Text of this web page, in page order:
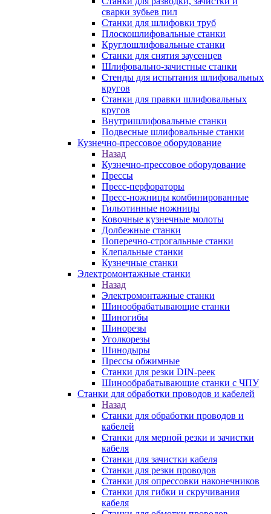
сварки зубьев пил
Станки для шлифовки труб
Плоскошлифовальные станки
Круглошлифовальные станки
Станки для снятия заусенцев
Шлифовально-зачистные станки
Стенды для испытания шлифовальных
кругов
Станки для правки шлифовальных
кругов
Внутришлифовальные станки
Подвесные шлифовальные станки
Кузнечно-прессовое оборудование
Назад
Кузнечно-прессовое оборудование
Прессы
Пресс-перфораторы
Пресс-ножницы комбинированные
Гильотинные ножницы
Ковочные кузнечные молоты
Долбежные станки
Поперечно-строгальные станки
Клепальные станки
Кузнечные станки
Электромонтажные станки
Назад
Электромонтажные станки
Шинообрабатывающие станки
Шиногибы
Шинорезы
Уголкорезы
Шинодыры
Прессы обжимные
Станки для резки DIN-реек
Шинообрабатывающие станки с ЧПУ
Станки для обработки проводов и кабелей
Назад
Станки для обработки проводов и
кабелей
Станки для мерной резки и зачистки
кабеля
Станки для зачистки кабеля
Станки для резки проводов
Станки для опрессовки наконечников
Станки для гибки и скручивания
кабеля